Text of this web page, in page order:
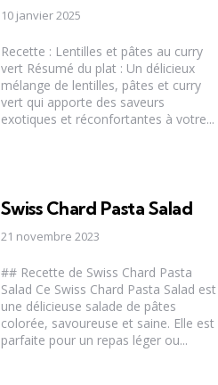
10 janvier 2025
Recette : Lentilles et pâtes au curry
vert Résumé du plat : Un délicieux
mélange de lentilles, pâtes et curry
vert qui apporte des saveurs
exotiques et réconfortantes à votre...
Swiss Chard Pasta Salad
21 novembre 2023
## Recette de Swiss Chard Pasta
Salad Ce Swiss Chard Pasta Salad est
une délicieuse salade de pâtes
colorée, savoureuse et saine. Elle est
parfaite pour un repas léger ou...